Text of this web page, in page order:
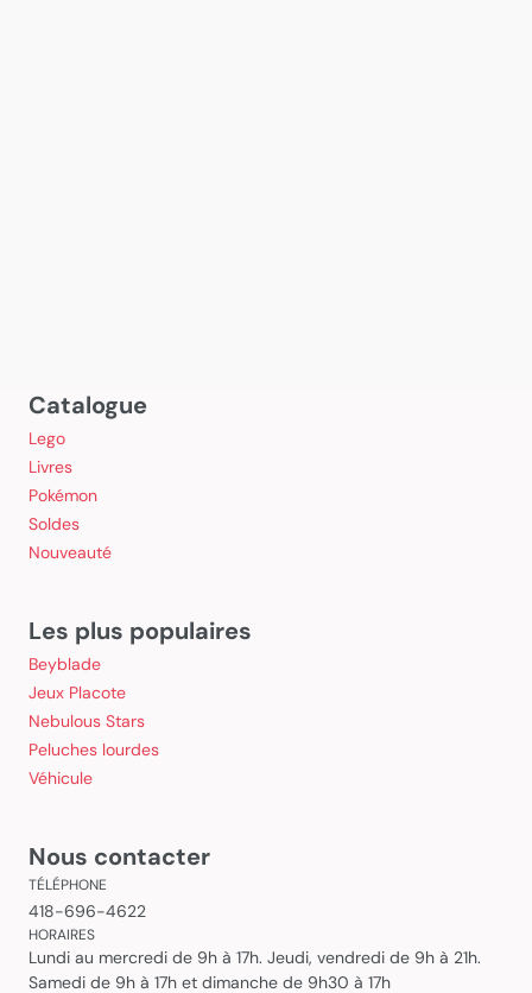
Catalogue
Lego
Livres
Pokémon
Soldes
Nouveauté
Les plus populaires
Beyblade
Jeux Placote
Nebulous Stars
Peluches lourdes
Véhicule
Nous contacter
TÉLÉPHONE
418-696-4622
HORAIRES
Lundi au mercredi de 9h à 17h. Jeudi, vendredi de 9h à 21h.
Samedi de 9h à 17h et dimanche de 9h30 à 17h